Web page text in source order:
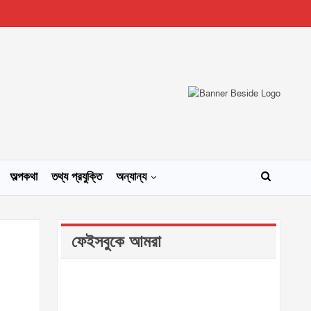
অল্পকথা তথ্য প্রযুক্তি অন্যান্য
ফেইসবুকে আমরা